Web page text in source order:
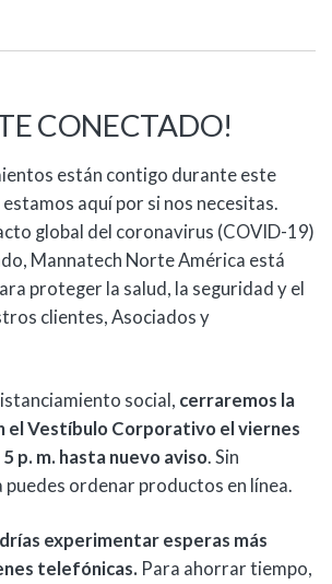
CONECTADO!
están contigo durante este
aquí por si nos necesitas.
global del coronavirus (COVID-19)
Mannatech Norte América está
proteger la salud, la seguridad y el
clientes, Asociados y
social, cerraremos la
el Vestíbulo Corporativo el viernes
p. m. hasta nuevo aviso. Sin
ordenar productos en línea.
experimentar esperas más
telefónicas. Para ahorrar tiempo,